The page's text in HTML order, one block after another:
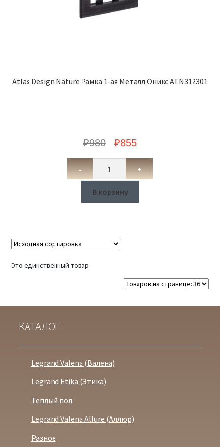
Atlas Design Nature Рамка 1-ая Металл Оникс ATN312301
₽980 ₽855
- +
В корзину
Это единственный товар
КАТАЛОГ
Legrand Valena (Валена)
Legrand Etika (Этика)
Теплый пол
Legrand Valena Allure (Аллюр)
Разное